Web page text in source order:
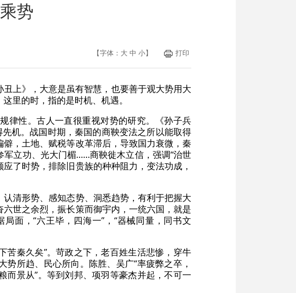
势
【字体： 大 中 小】 打印
上》，大意是虽有智慧，也要善于观大势用大
里的时，指的是时机、机遇。
律性。古人一直很重视对势的研究。《孙子兵
机。战国时期，秦国的商鞅变法之所以能取得
，土地、赋税等改革滞后，导致国力衰微，秦
立功、光大门楣……商鞅徙木立信，强调“治世
了时势，排除旧贵族的种种阻力，变法功成，
清形势、感知态势、洞悉趋势，有利于把握大
世之余烈，振长策而御宇内，一统六国，就是
面，“六王毕，四海一”，“器械同量，同书文
苦秦久矣”。苛政之下，老百姓生活悲惨，穿牛
所趋、民心所向。陈胜、吴广“率疲弊之卒，
景从”。等到刘邦、项羽等豪杰并起，不可一